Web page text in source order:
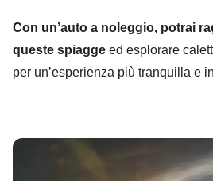
Con un’auto a noleggio, potrai
queste spiagge ed esplorare
per un’esperienza più tranquilla e